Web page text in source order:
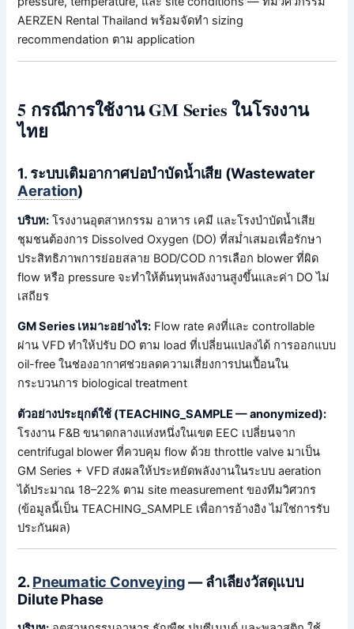
AERZEN Rental Thailand พร้อมจัดทำ sizing
recommendation ตาม application
5 กรณีการใช้งาน GM Series ในโรงงาน
ไทย
1. ระบบเติมอากาศบ่อบำบัดน้ำเสีย (Wastewater
Aeration)
บริบท: โรงงานอุตสาหกรรม อาหาร เคมี และโรงบำบัดน้ำเสีย
ชุมชนต้องการ Dissolved Oxygen (DO) ที่สม่ำเสมอเพื่อรักษา
ประสิทธิภาพการย่อยสลาย BOD/COD การเลือก blower ที่ผิด
flow หรือ pressure จะทำให้ต้นทุนพลังงานสูงขึ้นและค่า DO ไม่
เสถียร
GM Series เหมาะอย่างไร: Flow rate คงที่และ controllable
ผ่าน VFD ทำให้ปรับ DO ตาม load ที่เปลี่ยนแปลงได้ การออกแบบ
oil-free ในช่องอากาศช่วยลดความเสี่ยงการปนเปื้อนใน
กระบวนการ biological treatment
ตัวอย่างประยุกต์ใช้ (TEACHING_SAMPLE — anonymized):
โรงงาน F&B ขนาดกลางแห่งหนึ่งในเขต EEC เปลี่ยนจาก
centrifugal blower ที่ควบคุม flow ด้วย throttle valve มาเป็น
GM Series + VFD ส่งผลให้ประหยัดพลังงานในระบบ aeration
ได้ประมาณ 18–22% ตาม site measurement ของทีมวิศวกร
(ข้อมูลนี้เป็น TEACHING_SAMPLE เพื่อการอ้างอิง ไม่ใช่การรับ
ประกันผล)
2.Pneumatic Conveying— ลำเลียงวัสดุแบบ
Dilute Phase